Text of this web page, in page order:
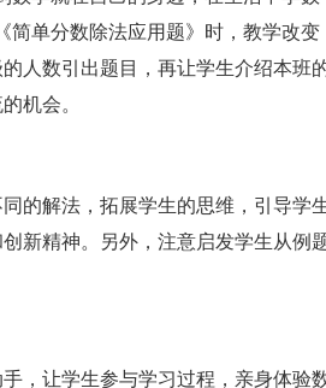
简单分数除法应用题》时，教学改变
人数引出题目，再让学生介绍本班
机会。
的解法，拓展学生的思维，引导学
新精神。另外，注意启发学生从例
，让学生参与学习过程，亲身体验